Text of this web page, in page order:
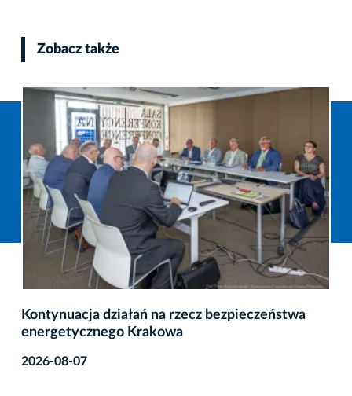
Zobacz także
Kontynuacja działań na rzecz bezpieczeństwa
energetycznego Krakowa
2026-08-07